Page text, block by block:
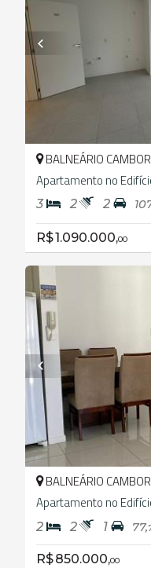
BALNEÁRIO
Apartamento no
3 2 2
R$ 1.090.000,00
BALNEÁRIO
Apartamento no
2 2 1 77,
R$ 850.000,00